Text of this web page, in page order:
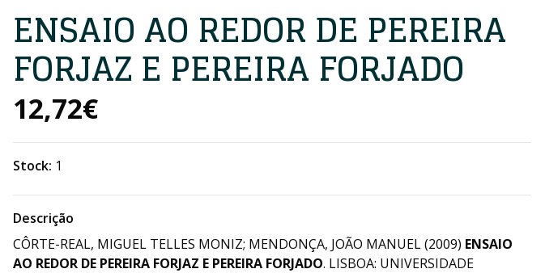
ENSAIO AO REDOR DE PEREIRA
FORJAZ E PEREIRA FORJADO
12,72€
Stock: 1
Descrição
CÔRTE-REAL, MIGUEL TELLES MONIZ; MENDONÇA, JOÃO MANUEL (2009) ENSAIO
AO REDOR DE PEREIRA FORJAZ E PEREIRA FORJADO. LISBOA: UNIVERSIDADE